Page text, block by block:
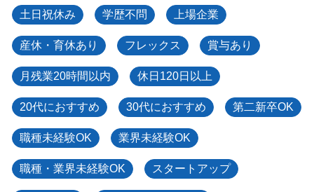
土日祝休み 学歴不問 上場企業
産休・育休あり フレックス 賞与あり
月残業20時間以内 休日120日以上
20代におすすめ 30代におすすめ 第二新卒OK
職種未経験OK 業界未経験OK
職種・業界未経験OK スタートアップ